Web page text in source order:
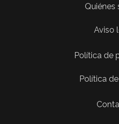
Quiénes
Aviso
Política de
Política